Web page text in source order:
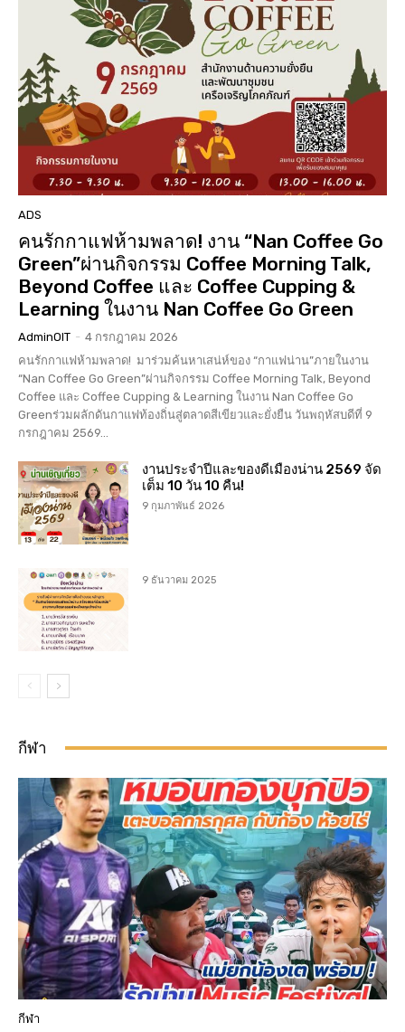
ADS
คนรักกาแฟห้ามพลาด! งาน “Nan Coffee Go
Green”ผ่านกิจกรรม Coffee Morning Talk,
Beyond Coffee และ Coffee Cupping &
Learning ในงาน Nan Coffee Go Green
AdminOIT - 4 กรกฎาคม 2026
คนรักกาแฟห้ามพลาด! มาร่วมค้นหาเสน่ห์ของ “กาแฟน่าน”ภายในงาน
“Nan Coffee Go Green”ผ่านกิจกรรม Coffee Morning Talk, Beyond
Coffee และ Coffee Cupping & Learning ในงาน Nan Coffee Go
Greenร่วมผลักดันกาแฟท้องถิ่นสู่ตลาดสีเขียวและยั่งยืน วันพฤหัสบดีที่ 9
กรกฎาคม 2569...
งานประจำปีและของดีเมืองน่าน 2569 จัด
เต็ม 10 วัน 10 คืน!
9 กุมภาพันธ์ 2026
9 ธันวาคม 2025
กีฬา
กีฬา